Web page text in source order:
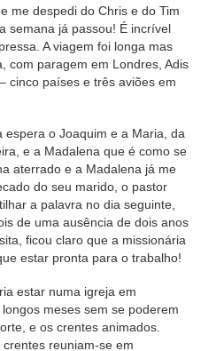
me despedi do Chris e do Tim
semana já passou! É incrível
A viagem foi longa mas
com paragem em Londres, Adis
cinco países e três aviões em
espera o Joaquim e a Maria, da
e a Madalena que é como se
aterrado e a Madalena já me
do seu marido, o pastor
a palavra no dia seguinte,
de uma ausência de dois anos
ficou claro que a missionária
estar pronta para o trabalho!
estar numa igreja em
meses sem se poderem
e os crentes animados.
crentes reuniam-se em